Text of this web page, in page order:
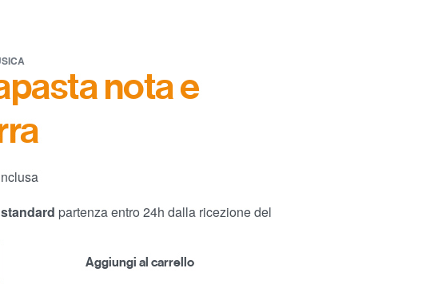
nota e
partenza entro 24h dalla ricezione del
Aggiungi al carrello